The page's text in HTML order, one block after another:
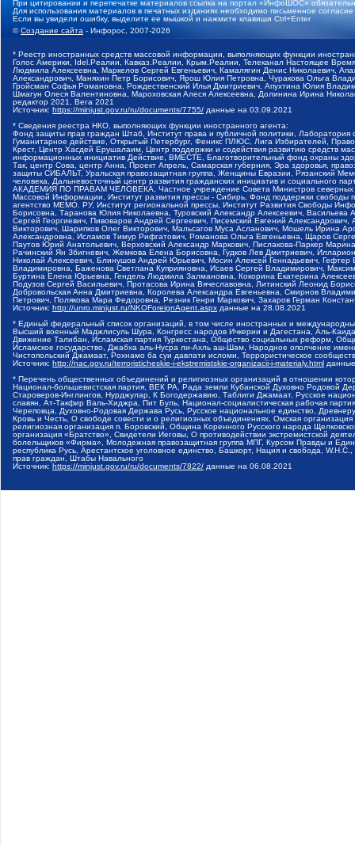
При цитировании и перепечатке материалов ссылка на портал «ИнфоШОС»
Для использования материалов в печатных изданиях необходимо письменное
Если вы увидели ошибку, выделите ее мышкой и нажмите клавиши Ctrl+Enter
©Создание сайта - Инфорос, 2007-2026
* Реестр иностранных средств массовой информации, выполняющих функции
Голос Америки, Idel.Реалии, Кавказ.Реалии, Крым.Реалии, Телеканал Настоящее
Людмила Алексеевна, Маркелов Сергей Евгеньевич, Камалягин Денис Николаевич,
Александрович, Маняхин Петр Борисович, Ярош Юлия Петровна, Чуракова Ольга
Гройсман Софья Романовна, Рождественский Илья Дмитриевич, Апухтина Юлия
Шмагун Олеся Валентиновна, Мароховская Алеся Алексеевна, Долинина Ирина
редактор 2021, Вега 2021
Источник: https://minjust.gov.ru/ru/documents/7755/ данные на 03.09.2021
* Сведения реестра НКО, выполняющих функции иностранного агента:
Фонд защиты прав граждан Штаб, Институт права и публичной политики,
Гуманитарное действие, Открытый Петербург, Феникс ПЛЮС, Лига Избирателей,
Крест, Центр Хасдей Ерушалаим, Центр поддержки и содействия развитию средств
информационных инициатив Действие, ВМЕСТЕ, Благотворительный фонд охраны
Так, центр Сова, центр Анна, Проект Апрель, Самарская губерния, Эра здоровья,
защиты СИБАЛЬТ, Уральская правозащитная группа, Женщины Евразии, Рязанский
человека, Дальневосточный центр развития гражданских инициатив и социального
АКАДЕМИЯ ПО ПРАВАМ ЧЕЛОВЕКА, Частное учреждение Совета Министров северных
Массовой Информации, Институт развития прессы - Сибирь, Фонд поддержки
агентство МЕМО. РУ, Институт региональной прессы, Институт Развития Свободы
Борисовна, Таранова Юлия Николаевна, Туровский Александр Алексеевич,
Сергей Георгиевич, Пивоваров Андрей Сергеевич, Писемский Евгений
Викторович, Шарипков Олег Викторович, Мальсагов Муса Асланович, Мошель Ирина
Александровна, Исламов Тимур Рифгатович, Романова Ольга Евгеньевна, Щаров
Паутов Юрий Анатольевич, Верховский Александр Маркович, Пислакова-Паркер
Рачинский Ян Збигневич, Жемкова Елена Борисовна, Гудков Лев Дмитриевич,
Николай Алексеевич, Блинушов Андрей Юрьевич, Мосин Алексей Геннадьевич,
Владимировна, Баженова Светлана Куприяновна, Исаев Сергей Владимирович,
Буртина Елена Юрьевна, Гендель Людмила Залмановна, Кокорина Екатерина
Подузов Сергей Васильевич, Протасова Ирина Вячеславовна, Литинский Леонид
Добровольская Анна Дмитриевна, Королева Александра Евгеньевна, Смирнов
Петрович, Полякова Мара Федоровна, Резник Генри Маркович, Захаров Герман
Источник: http://unro.minjust.ru/NKOForeignAgent.aspx данные на 28.08.2021
* Единый федеральный список организаций, в том числе иностранных и
Высший военный Маджлисуль Шура, Конгресс народов Ичкерии и Дагестана, Аль-
Движение Талибан, Исламская партия Туркестана, Общество социальных реформ,
Исламское государство, Джабха аль-Нусра ли-Ахль аш-Шам, Народное ополчение
Чистопольский Джамаат, Рохнамо ба суи давлати исломи, Террористическое
Источник: http://nac.gov.ru/terroristicheskie-i-ekstremistskie-organizacii-i-materialy.html
* Перечень общественных объединений и религиозных организаций в отношении
Национал-большевистская партия, ВЕК РА, Рада земли Кубанской Духовно Родовой
Староверов-Инглингов, Нурджулар, К Богодержавию, Таблиги Джамаат, Русское
славян, Ат-Такфир Валь-Хиджра, Пит Буль, Национал-социалистическая рабочая
Череповца, Духовно-Родовая Держава Русь, Русское национальное единство,
Кровь и Честь, О свободе совести и о религиозных объединениях, Омская
религиозная организация п. Боровский, Община Коренного Русского народа
организация «Братство», Свидетели Иеговы, О противодействии экстремистской
болельщиков «Фирма», Молодежная правозащитная группа МПГ, Курсом Правды и
республика Русь, Арестантское уголовное единство, Башкорт, Нация и свобода,
прав граждан, Штабы Навального
Источник: https://minjust.gov.ru/ru/documents/7822/ данные на 06.08.2021